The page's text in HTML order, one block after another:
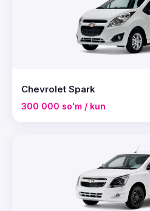
Chevrolet Spark
300 000 so'm / kun